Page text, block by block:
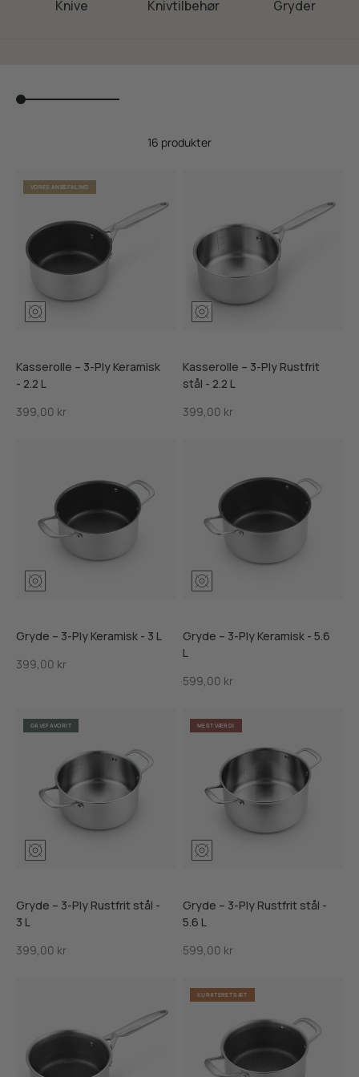
Knive Knivtilbehør Gryder
16 produkter
VORES ANBEFALING
Kasserolle – 3-Ply Keramisk
- 2.2 L
Salgspris
399,00 kr
Kasserolle – 3-Ply Rustfrit
stål - 2.2 L
Salgspris
399,00 kr
Gryde – 3-Ply Keramisk - 3 L
Salgspris
399,00 kr
Gryde – 3-Ply Keramisk - 5.6
L
Salgspris
599,00 kr
GAVEFAVORIT
Gryde – 3-Ply Rustfrit stål -
3 L
Salgspris
399,00 kr
MEST VÆRDI
Gryde – 3-Ply Rustfrit stål -
5.6 L
Salgspris
599,00 kr
KURATERET SÆT